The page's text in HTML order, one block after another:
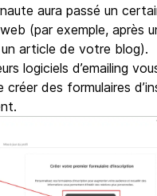
aura passé un
(par exemple, après
article de votre blog).
logiciels d’emailing
des formulaires